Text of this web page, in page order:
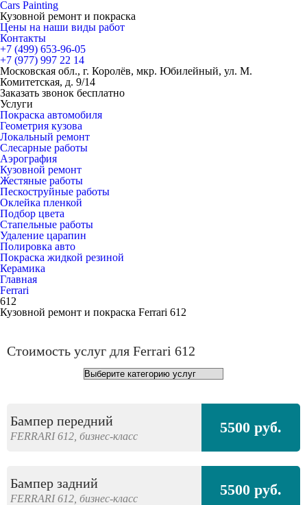
Cars Painting
Кузовной ремонт и покраска
Цены на наши виды работ
Контакты
+7 (499) 653-96-05
+7 (977) 997 22 14
Московская обл., г. Королёв, мкр. Юбилейный, ул. М.
Комитетская, д. 9/14
Заказать звонок бесплатно
Услуги
Покраска автомобиля
Геометрия кузова
Локальный ремонт
Слесарные работы
Аэрография
Кузовной ремонт
Жестяные работы
Пескоструйные работы
Оклейка пленкой
Подбор цвета
Стапельные работы
Удаление царапин
Полировка авто
Покраска жидкой резиной
Керамика
Главная
Ferrari
612
Кузовной ремонт и покраска Ferrari 612
Стоимость услуг для Ferrari 612
Бампер передний
FERRARI612, бизнес-класс 5500 руб.
Бампер задний
FERRARI612, бизнес-класс 5500 руб.